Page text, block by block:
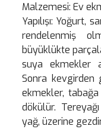
Malzemesi: Ev
Yapılışı: Yoğurt,
rendelenmiş
büyüklükte
suya ekmekler
Sonra kevgirden
ekmekler, tabağa
dökülür.
yağ, üzerine